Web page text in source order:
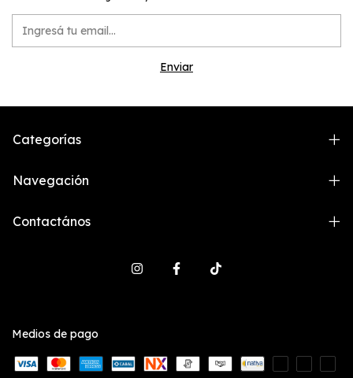
Categorías
Navegación
Contactános
Medios de pago